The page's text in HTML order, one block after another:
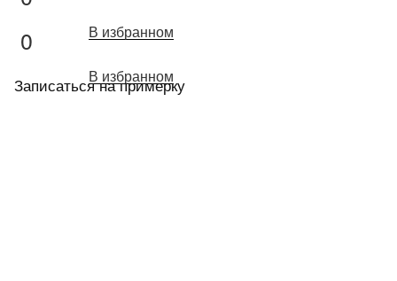
В избранном
0
В избранном
Записаться на примерку